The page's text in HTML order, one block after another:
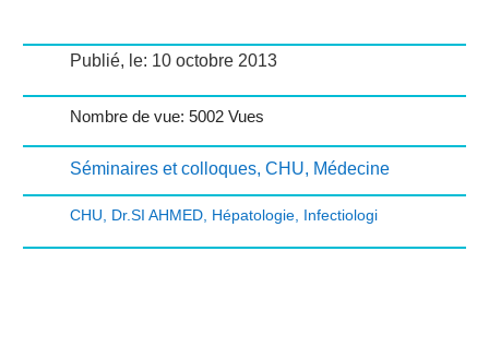
Publié, le: 10 octobre 2013
Nombre de vue: 5002 Vues
Séminaires et colloques, CHU, Médecine
CHU Dr.SI AHMED, Hépatologie, Infectiologi